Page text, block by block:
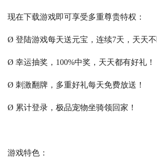
现在下载游戏即可享受多重尊贵特权：
Ø 登陆游戏每天送元宝，连续7天，天天不
Ø 幸运抽奖，100%中奖，天天都有好礼！
Ø 刺激翻牌，多重好礼每天免费放送！
Ø 累计登录，极品宠物坐骑领回家！
游戏特色：